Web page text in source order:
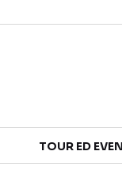
TOUR ED